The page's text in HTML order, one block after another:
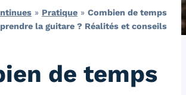
» Pratique » Combien de temps
la guitare ? Réalités et conseils
de temps